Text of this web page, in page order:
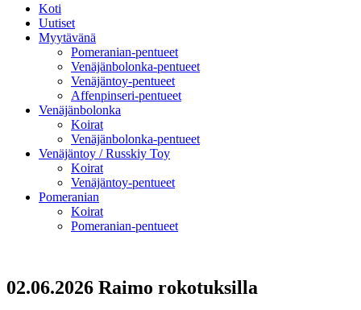
Koti
Uutiset
Myytävänä
Pomeranian-pentueet
Venäjänbolonka-pentueet
Venäjäntoy-pentueet
Affenpinseri-pentueet
Venäjänbolonka
Koirat
Venäjänbolonka-pentueet
Venäjäntoy / Russkiy Toy
Koirat
Venäjäntoy-pentueet
Pomeranian
Koirat
Pomeranian-pentueet
02.06.2026 Raimo rokotuksilla